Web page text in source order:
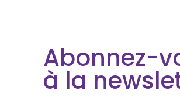
Abonnez-
à la